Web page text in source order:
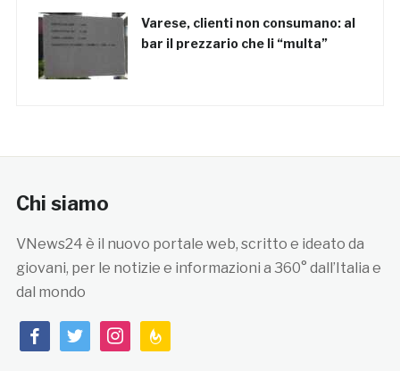
Varese, clienti non consumano: al
bar il prezzario che li “multa”
Chi siamo
VNews24 è il nuovo portale web, scritto e ideato da
giovani, per le notizie e informazioni a 360° dall’Italia e
dal mondo
facebooktwitterinstagramfeedburner